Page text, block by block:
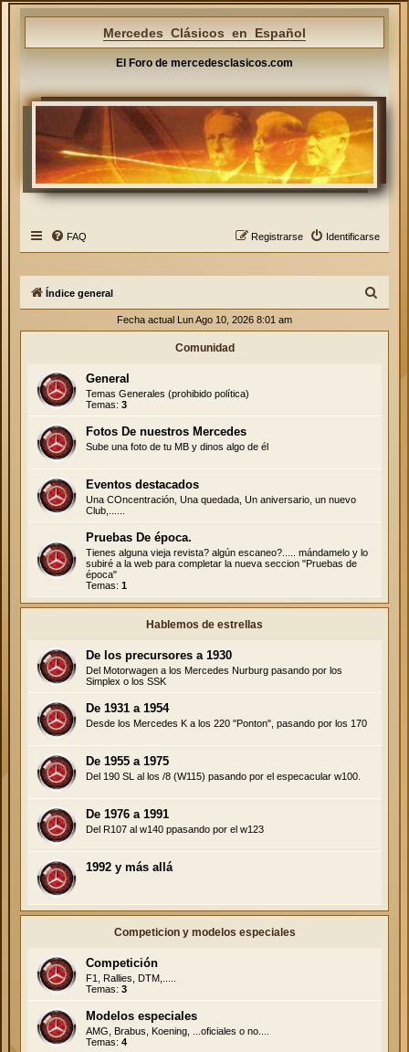
Mercedes Clásicos en Español
El Foro de mercedesclasicos.com
FAQ Identificarse
Registrarse
Índice general
Fecha actual Lun Ago 10, 2026 8:01 am
Comunidad
General
Temas Generales (prohibido política)
Temas: 3
Fotos De nuestros Mercedes
Sube una foto de tu MB y dinos algo de él
Eventos destacados
Una COncentración, Una quedada, Un aniversario, un nuevo
Club,......
Pruebas De época.
Tienes alguna vieja revista? algún escaneo?..... mándamelo y lo
subiré a la web para completar la nueva seccion "Pruebas de
época"
Temas: 1
Hablemos de estrellas
De los precursores a 1930
Del Motorwagen a los Mercedes Nurburg pasando por los
Simplex o los SSK
De 1931 a 1954
Desde los Mercedes K a los 220 "Ponton", pasando por los 170
De 1955 a 1975
Del 190 SL al los /8 (W115) pasando por el especacular w100.
De 1976 a 1991
Del R107 al w140 ppasando por el w123
1992 y más allá
Competicion y modelos especiales
Competición
F1, Rallies, DTM,.....
Temas: 3
Modelos especiales
AMG, Brabus, Koening, ...oficiales o no....
Temas: 4